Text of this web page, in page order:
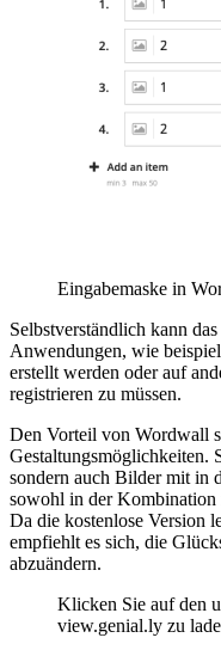
Eingabemaske in
Selbstverständlich kann
Anwendungen, wie
erstellt werden oder auf
registrieren zu müssen.
Den Vorteil von Wordwall
Gestaltungsmöglichkeiten.
sondern auch Bilder mit in
sowohl in der Kombination
Da die kostenlose Version
empfiehlt es sich, die
abzuändern.
Klicken Sie auf den
view.genial.ly zu